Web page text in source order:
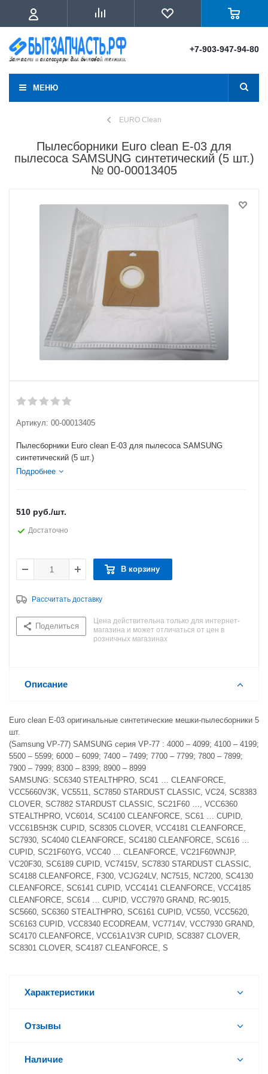
+7-903-947-94-80
МЕНЮ
EURO Clean
Пылесборники Euro clean E-03 для
пылесоса SAMSUNG cинтетический (5 шт.)
№ 00-00013405
Артикул: 00-00013405
Пылесборники Euro clean E-03 для пылесоса SAMSUNG
cинтетический (5 шт.)
Подробнее
510 руб./шт.
Достаточно
В корзину
Рассчитать доставку
Поделиться
Цена действительна только для интернет-
магазина и может отличаться от цен в
розничных магазинах
Описание
Euro clean E-03 оригинальные синтетические мешки-пылесборники 5
шт.
(Samsung VP-77) SAMSUNG серия VP-77 : 4000 – 4099; 4100 – 4199;
5500 – 5599; 6000 – 6099; 7400 – 7499; 7700 – 7799; 7800 – 7899;
7900 – 7999; 8300 – 8399; 8900 – 8999
SAMSUNG: SC6340 STEALTHPRO, SC41 … CLEANFORCE,
VCC5660V3K, VC5511, SC7850 STARDUST CLASSIC, VC24, SC8383
CLOVER, SC7882 STARDUST CLASSIC, SC21F60 …, VCC6360
STEALTHPRO, VC6014, SC4100 CLEANFORCE, SC61 … CUPID,
VCC61B5H3K CUPID, SC8305 CLOVER, VCC4181 CLEANFORCE,
SC7930, SC4040 CLEANFORCE, SC4180 CLEANFORCE, SC616 …
CUPID, SC21F60YG, VCC40 … CLEANFORCE, VC21F60WNJP,
VC20F30, SC6189 CUPID, VC7415V, SC7830 STARDUST CLASSIC,
SC4188 CLEANFORCE, F300, VCJG24LV, NC7515, NC7200, SC4130
CLEANFORCE, SC6141 CUPID, VCC4141 CLEANFORCE, VCC4185
CLEANFORCE, SC614 … CUPID, VCC7970 GRAND, RC-9015,
SC5660, SC6360 STEALTHPRO, SC6161 CUPID, VC550, VCC5620,
SC6163 CUPID, VCC8340 ECODREAM, VC7714V, VCC7930 GRAND,
SC4170 CLEANFORCE, VCC61A1V3R CUPID, SC8387 CLOVER,
SC8301 CLOVER, SC4187 CLEANFORCE, S
Характеристики
Отзывы
Наличие